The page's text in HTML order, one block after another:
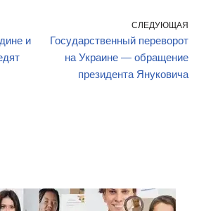
и
СЛЕДУЮЩАЯ
Государственный переворот
на Украине — обращение
президента Януковича